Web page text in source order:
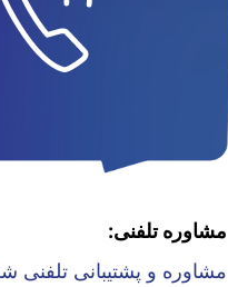
مشاوره تلفنی:
مشاوره و پشتیبانی تلفنی